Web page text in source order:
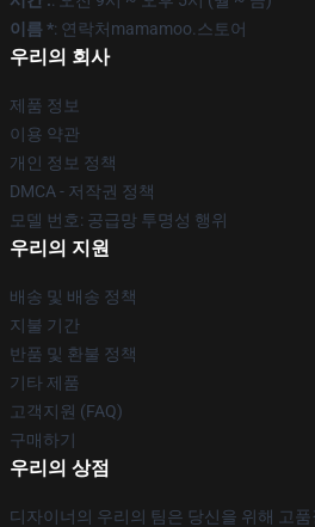
이름 *: 연락처mamamoo.스토어
우리의 회사
제품 정보
이용 약관
개인 정보 정책
DMCA - 저작권 정책
모델 번호: 공급망 투명성 행위
우리의 지원
배송 및 배송 정책
지불 기간
반품 및 환불 정책
기타 제품
고객지원 (FAQ)
구매하기
우리의 상점
디자이너의 우리의 팀은 당신을 위해 고